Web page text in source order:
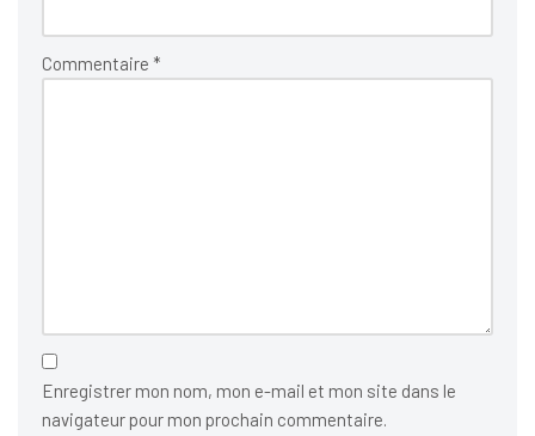
Commentaire *
Enregistrer mon nom, mon e-mail et mon site dans le
navigateur pour mon prochain commentaire.